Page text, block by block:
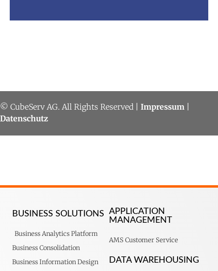
© CubeServ AG. All Rights Reserved | Impressum
Datenschutz
BUSINESS SOLUTIONS
Business Analytics Platform
Business Consolidation
Business Information Design
APPLICATION
MANAGEMENT
AMS Customer Service
DATA WAREHOUSING